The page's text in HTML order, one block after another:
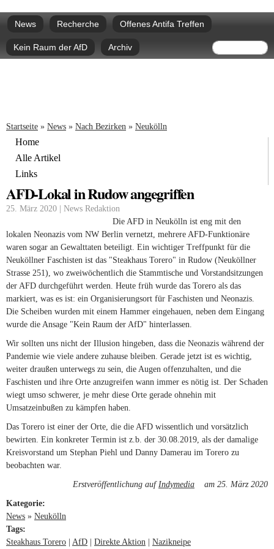
zum
Hauptmenü
News Recherche Offenes Antifa Treffen
Kein Raum der AfD Archiv Suche
Sie sind hier
Startseite » News » Nach Bezirken » Neukölln
Home
Alle Artikel
Links
AFD-Lokal in Rudow angegriffen
25. März 2020 | News Redaktion
Die AFD in Neukölln ist eng mit den
lokalen Neonazis vom NW Berlin vernetzt, mehrere AFD-Funktionäre
waren sogar an Gewalttaten beteiligt. Ein wichtiger Treffpunkt für die
Neuköllner Faschisten ist das "Steakhaus Torero" in Rudow (Neuköllner
Strasse 251), wo zweiwöchentlich die Stammtische und Vorstandsitzungen
der AFD durchgeführt werden. Heute früh wurde das Torero als das
markiert, was es ist: ein Organisierungsort für Faschisten und Neonazis.
Die Scheiben wurden mit einem Hammer eingehauen, neben dem Eingang
wurde die Ansage "Kein Raum der AfD" hinterlassen.
Wir sollten uns nicht der Illusion hingeben, dass die Neonazis während der
Pandemie wie viele andere zuhause bleiben. Gerade jetzt ist es wichtig,
weiter draußen unterwegs zu sein, die Augen offenzuhalten, und die
Faschisten und ihre Orte anzugreifen wann immer es nötig ist. Der Schaden
wiegt umso schwerer, je mehr diese Orte gerade ohnehin mit
Umsatzeinbußen zu kämpfen haben.
Das Torero ist einer der Orte, die die AFD wissentlich und vorsätzlich
bewirten. Ein konkreter Termin ist z.b. der 30.08.2019, als der damalige
Kreisvorstand um Stephan Piehl und Danny Damerau im Torero zu
beobachten war.
Erstveröffentlichung aufIndymedia (link is external)
am 25. März 2020
Kategorie:
News » Neukölln
Tags:
Steakhaus Torero
AfD Direkte Aktion Nazikneipe